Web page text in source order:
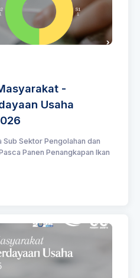
-
Usaha
Sub Sektor Pengolahan dan
Panen Penangkapan Ikan